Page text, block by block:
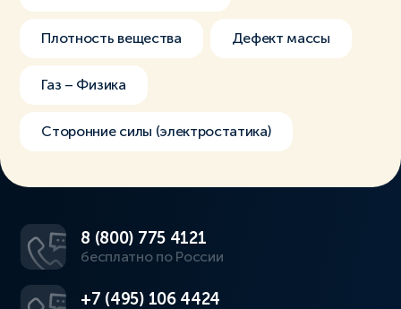
Плотность вещества Дефект массы
Газ – Физика
Сторонние силы (электростатика)
8 (800) 775 4121
бесплатно по России
+7 (495) 106 4424